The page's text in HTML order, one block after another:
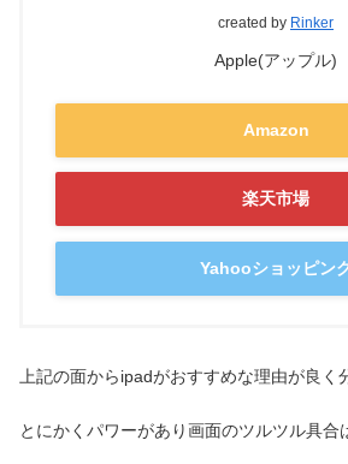
created by Rinker
Apple(アップル)
Amazon
楽天市場
Yahooショッピン
上記の面からipadがおすすめな理由が良く
とにかくパワーがあり画面のツルツル具合